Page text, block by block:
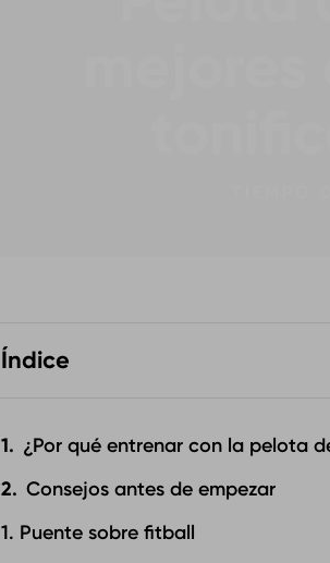
Índice
¿Por qué entrenar con la pelota
Consejos antes de empezar
1. Puente sobre fitball